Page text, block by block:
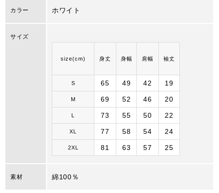
カラー ホワイト
サイズ
size(cm) 身丈 身幅 肩幅 袖丈
S 65 49 42 19
M 69 52 46 20
L 73 55 50 22
XL 77 58 54 24
2XL 81 63 57 25
素材 綿100％